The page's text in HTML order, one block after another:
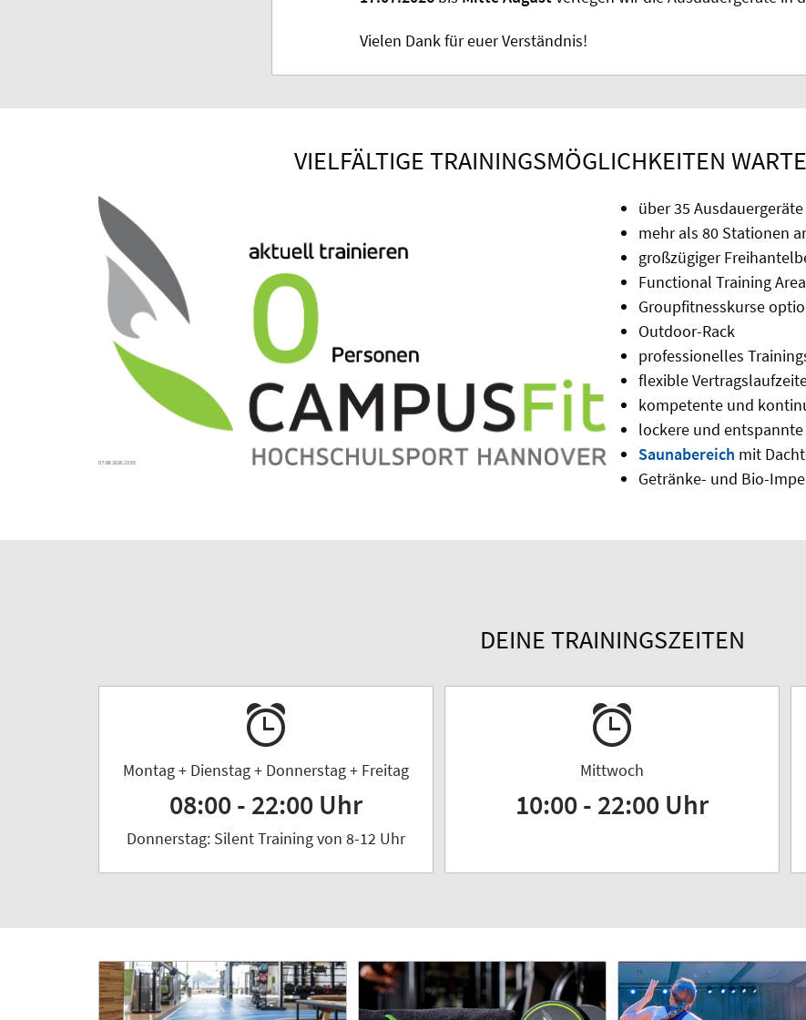
Vielen Dank für euer Verständnis!
VIELFÄLTIGE TRAININGSMÖGLICHKEITEN
über 35 Ausdauergeräte
mehr als 80 Stationen
großzügiger
Functional Training Area
Groupfitnesskurse
Outdoor-Rack
professionelles
flexible
kompetente und
lockere und
Saunabereich mit
Getränke- und Bio-
DEINE TRAININGSZEITEN
Montag + Dienstag + Donnerstag + Freitag
08:00 - 22:00 Uhr
Donnerstag: Silent Training von 8-12 Uhr
Mittwoch
10:00 - 22:00 Uhr